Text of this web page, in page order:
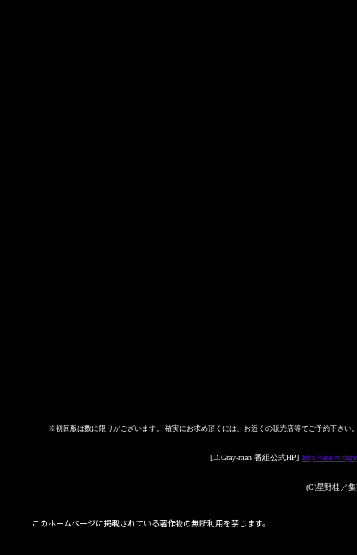
※初回版は数に限りがございます。 確実にお求め頂くには、お近くの販売店等でご予約下さ
[D.Gray-man 番組公式HP] http://ani.tv/
(C)星野桂／
このホームページに掲載されている著作物の無断利用を禁じます。